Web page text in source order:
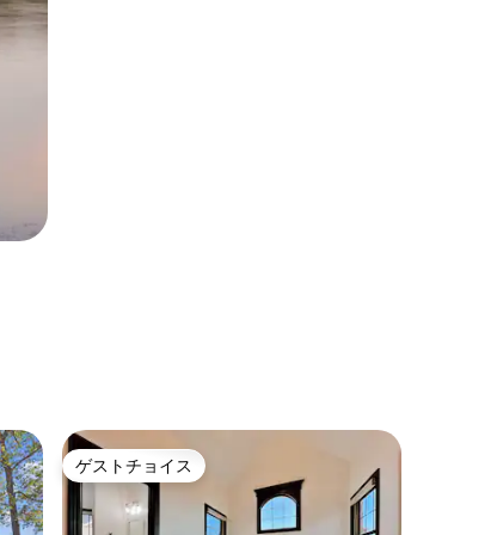
ゲストチョイス
ゲストチョイス